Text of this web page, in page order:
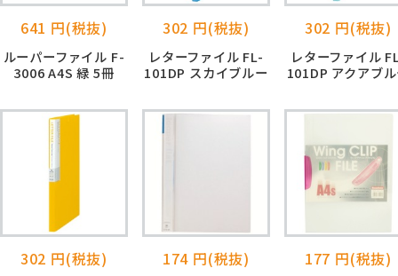
641 円(税抜)
ルーパーファイル F-
3006 A4S 緑 5冊
302 円(税抜)
レターファイル FL-
101DP スカイブルー
302 円(税抜)
レターファイル
101DP アクアブ
302 円(税抜) 174 円(税抜) 177 円(税抜)